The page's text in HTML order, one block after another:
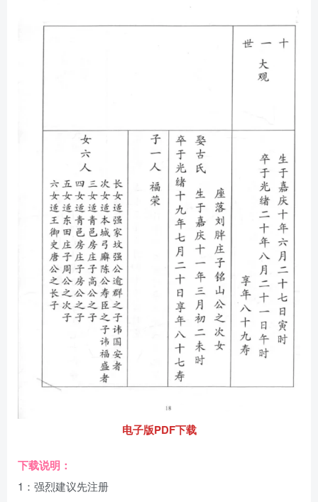
电子版PDF下载
下载说明：
1：强烈建议先注册